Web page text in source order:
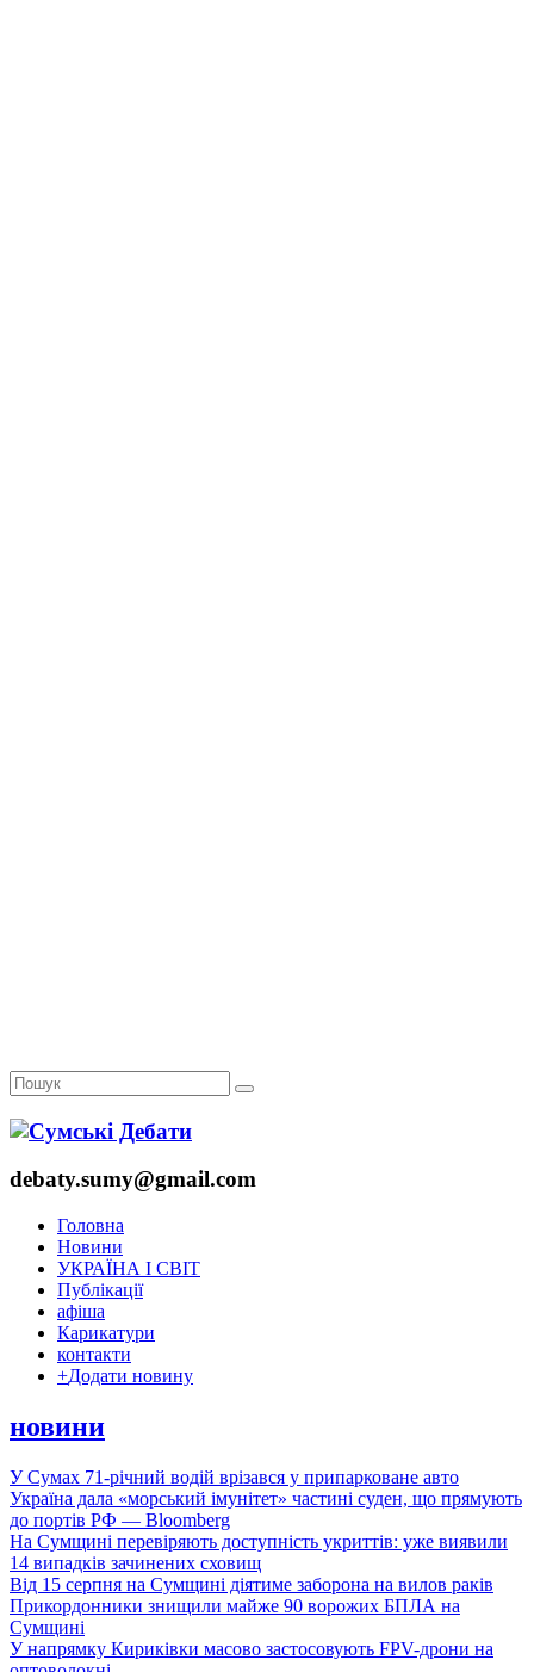
debaty.sumy@gmail.com
Головна
Новини
УКРАЇНА І СВІТ
Публікації
афіша
Карикатури
контакти
+Додати новину
новини
У Сумах 71-річний водій врізався у припарковане авто
Україна дала «морський імунітет» частині суден, що прямують
до портів РФ — Bloomberg
На Сумщині перевіряють доступність укриттів: уже виявили
14 випадків зачинених сховищ
Від 15 серпня на Сумщині діятиме заборона на вилов раків
Прикордонники знищили майже 90 ворожих БПЛА на
Сумщині
У напрямку Кириківки масово застосовують FPV-дрони на